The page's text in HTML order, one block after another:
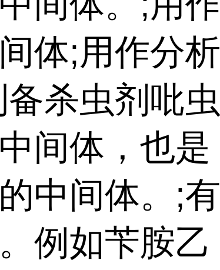
体;用作分析
杀虫剂吡虫
间体，也是
中间体。;有
例如苄胺乙